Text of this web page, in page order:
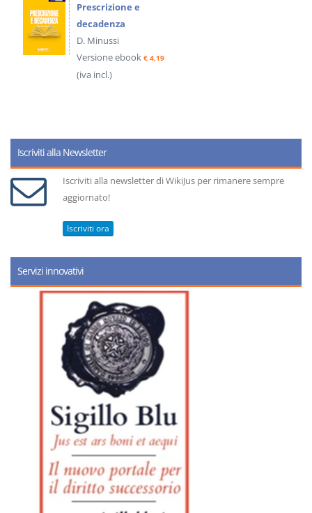
Prescrizione e
decadenza
D. Minussi
Versione ebook € 4,19
(iva incl.)
Iscriviti alla Newsletter
Iscriviti alla newsletter di WikiJus per rimanere sempre
aggiornato!
Iscriviti ora
Servizi innovativi